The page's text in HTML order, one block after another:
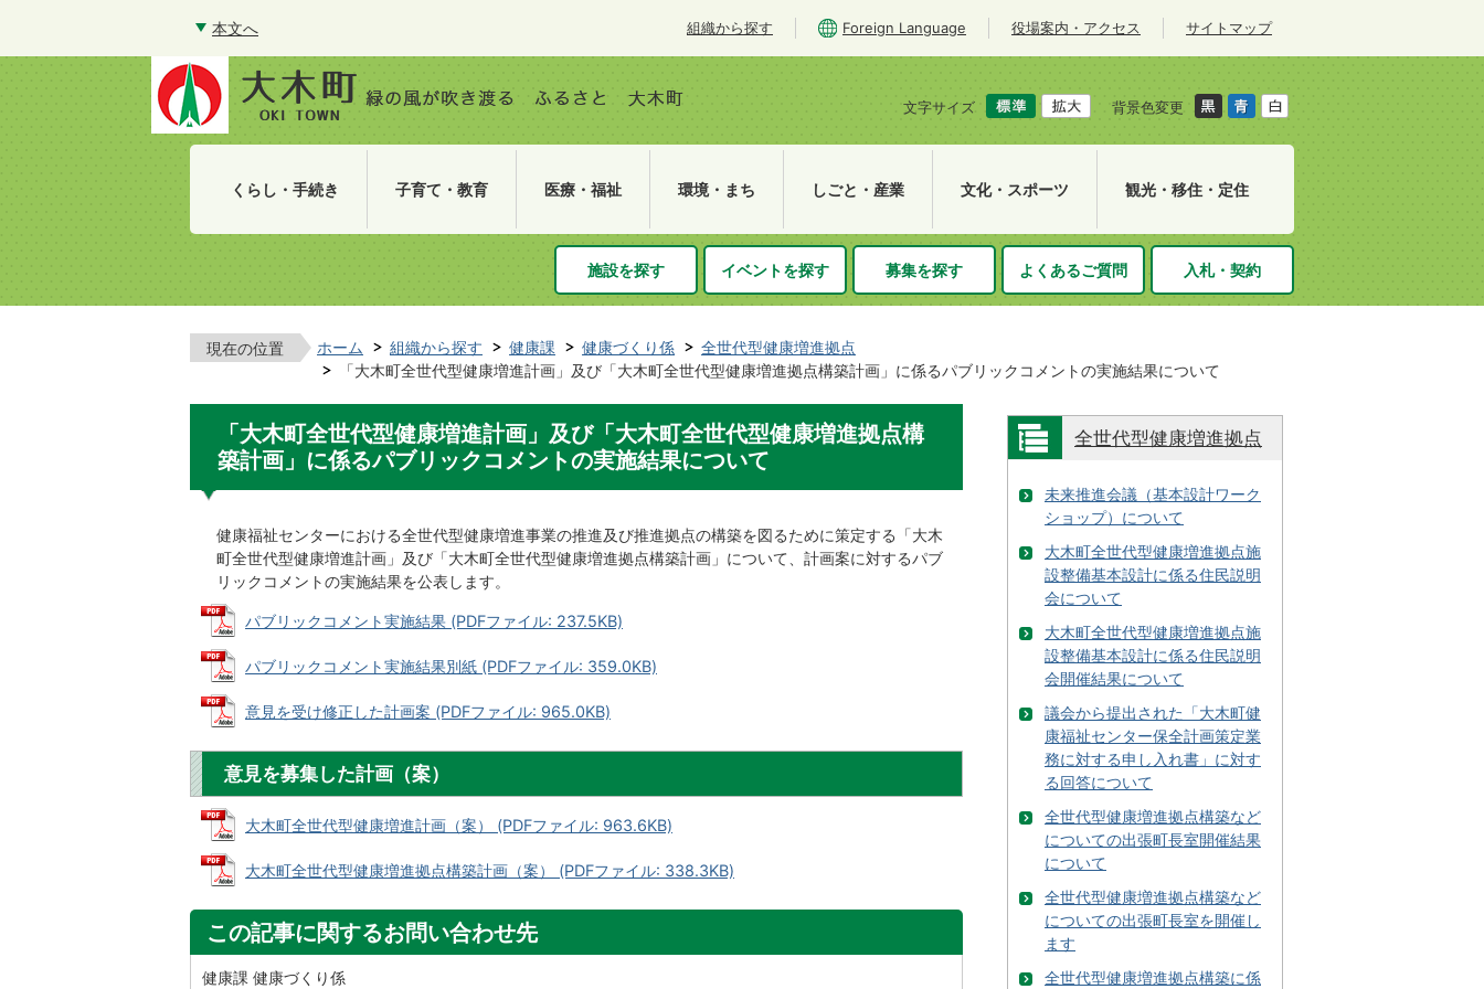
本文へ 組織から探す Foreign Language 役場案内・アクセス サイトマップ
文字サイズ 背景色変更
くらし・手続き 子育て・教育 医療・福祉 環境・まち しごと・産業 文化・スポーツ 観光・移住・定住
施設を探す イベントを探す 募集を探す よくあるご質問 入札・契約
現在の位置 ホーム 組織から探す 健康課 健康づくり係
全世代型健康増進拠点
「大木町全世代型健康増進計画」及び「大木町全世代型健康増進拠点構築計画」に係るパブリックコメントの実施結果について
「大木町全世代型健康増進計画」及び「大木町全世代型健康増進拠点構
築計画」に係るパブリックコメントの実施結果について
健康福祉センターにおける全世代型健康増進事業の推進及び推進拠点の構築を図るために策定する「大木
町全世代型健康増進計画」及び「大木町全世代型健康増進拠点構築計画」について、計画案に対するパブ
リックコメントの実施結果を公表します。
パブリックコメント実施結果 (PDFファイル: 237.5KB)
パブリックコメント実施結果別紙 (PDFファイル: 359.0KB)
意見を受け修正した計画案 (PDFファイル: 965.0KB)
意見を募集した計画（案）
大木町全世代型健康増進計画（案） (PDFファイル: 963.6KB)
大木町全世代型健康増進拠点構築計画（案） (PDFファイル: 338.3KB)
この記事に関するお問い合わせ先
健康課 健康づくり係
全世代型健康増進拠点
未来推進会議（基本設計ワーク
ショップ）について
大木町全世代型健康増進拠点施
設整備基本設計に係る住民説明
会について
大木町全世代型健康増進拠点施
設整備基本設計に係る住民説明
会開催結果について
議会から提出された「大木町健
康福祉センター保全計画策定業
務に対する申し入れ書」に対す
る回答について
全世代型健康増進拠点構築など
についての出張町長室開催結果
について
全世代型健康増進拠点構築など
についての出張町長室を開催し
ます
全世代型健康増進拠点構築に係